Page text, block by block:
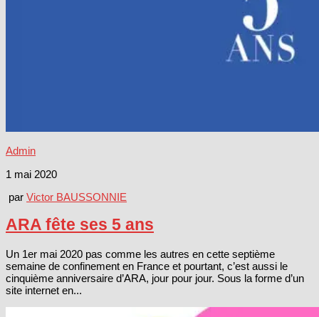
Admin
1 mai 2020
par Victor BAUSSONNIE
ARA fête ses 5 ans
Un 1er mai 2020 pas comme les autres en cette septième
semaine de confinement en France et pourtant, c’est aussi le
cinquième anniversaire d’ARA, jour pour jour. Sous la forme d’un
site internet en...